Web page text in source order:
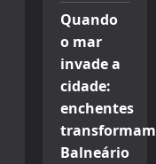
Quando
o mar
invade a
cidade:
enchentes
transformam
Balneário